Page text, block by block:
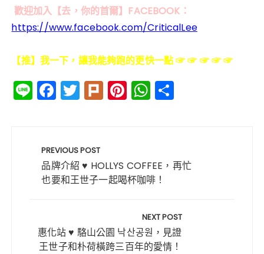
歡迎加入【去，你的首爾】FACEBOOK：
https://www.facebook.com/CriticalLee
【推】我一下，讓我能夠跑的更快一點 ☞ ☞ ☞ ☞ ☞
Li
n
F
a
e
b
o
k
T
w
te
r
Pl
ur
Pi
n
st
W
h
A
p
PREVIOUS POST
品牌介紹 ♥ HOLLYS COFFEE，再忙
也要和王世子一起喝杯咖啡！
NEXT POST
惠化站 ♥ 駱山公園 낙산공원，見證
王世子和朴荷橫跨三百年的愛情！